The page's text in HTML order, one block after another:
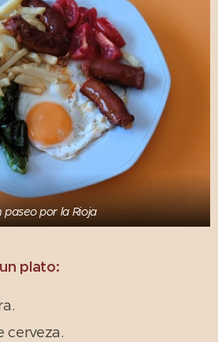
paseo por la Rioja
plato:
cerveza.